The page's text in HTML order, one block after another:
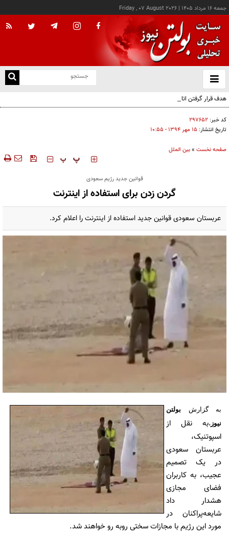
جمعه ۱۶ مرداد ۱۴۰۵ |
Friday , 07 August 2026
باز
و
هدف قرار گرفتن اتاق‌ فرماندهی مزدوران عربستان در یمن
کد خبر: ۲۹۷۶۵۲
تاریخ انتشار: ۱۵ مهر ۱۳۹۴ - ۱۰:۵۵
صفحه نخست »بین الملل
‍‍‍ پ پ
قوانین جدید رژیم سعودی
گردن زدن برای استفاده از اینترنت
عربستان سعودی قوانین جدید استفاده از اینترنت را اعلام کرد.
به گزارش بولتن
نیوز ،به نقل از
اسپوتنیک،
عربستان سعودی
در یک تصمیم
عجیب، به کاربران
فضای مجازی
هشدار داد
شایعه‌پراکنان در
مورد این رژیم با مجازات سختی روبه رو خواهند شد.